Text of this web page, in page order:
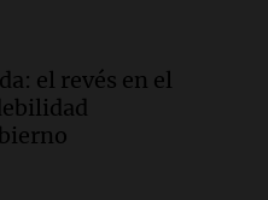
"Sin Jorge, no sé si
adonde llegó"
el revés en el